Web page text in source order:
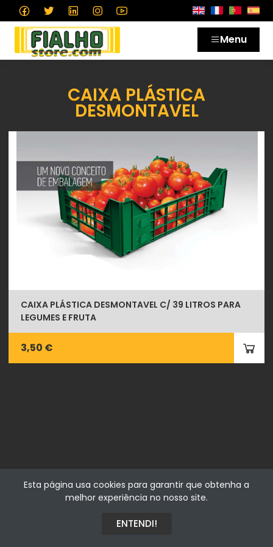
Menu
CAIXA PLÁSTICA
DESMONTAVEL
CAIXA PLÁSTICA DESMONTAVEL C/ 39 LITROS PARA
LEGUMES E FRUTA
3,50 €
Fialhostore
Fialho & Irmão,Lda. | Horta de Barreiros 7005-208 Évora -
Esta página usa cookies para garantir que obtenha a
melhor experiência no nosso site.
ENTENDI!